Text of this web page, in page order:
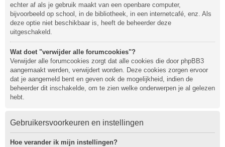
echter af als je gebruik maakt van een openbare computer,
bijvoorbeeld op school, in de bibliotheek, in een internetcafé, enz. Als
deze optie niet beschikbaar is, heeft de beheerder deze
uitgeschakeld.
Wat doet "verwijder alle forumcookies"?
Verwijder alle forumcookies zorgt dat alle cookies die door phpBB3
aangemaakt werden, verwijdert worden. Deze cookies zorgen ervoor
dat je aangemeld bent en geven ook de mogelijkheid, indien de
beheerder dit inschakelde, om te zien welke onderwerpen je al gelezen
hebt.
Gebruikersvoorkeuren en instellingen
Hoe verander ik mijn instellingen?